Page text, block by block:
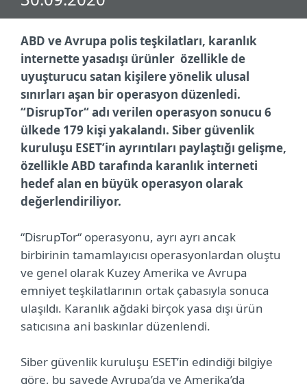
ABD ve Avrupa polis teşkilatları, karanlık
internette yasadışı ürünler özellikle de
uyuşturucu satan kişilere yönelik ulusal
sınırları aşan bir operasyon düzenledi.
“DisrupTor“ adı verilen operasyon sonucu 6
ülkede 179 kişi yakalandı. Siber güvenlik
kuruluşu ESET’in ayrıntıları paylaştığı gelişme,
özellikle ABD tarafında karanlık interneti
hedef alan en büyük operasyon olarak
değerlendiriliyor.
“DisrupTor“ operasyonu, ayrı ayrı ancak
birbirinin tamamlayıcısı operasyonlardan oluştu
ve genel olarak Kuzey Amerika ve Avrupa
emniyet teşkilatlarının ortak çabasıyla sonuca
ulaşıldı. Karanlık ağdaki birçok yasa dışı ürün
satıcısına ani baskınlar düzenlendi.
Siber güvenlik kuruluşu ESET’in edindiği bilgiye
göre, bu sayede Avrupa’da ve Amerika’da